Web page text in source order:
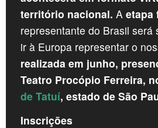
território nacional. A etapa
representante do Brasil será
ir à Europa representar o
realizada em junho,
Teatro Procópio Ferreira,
de Tatuí, estado de São
Inscrições